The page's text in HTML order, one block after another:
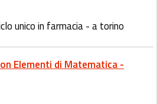
unico in farmacia - a torino
Elementi di Matematica -